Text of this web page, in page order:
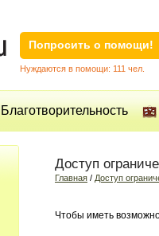
Попросить о помощи!
Нуждаются в помощи: 111 чел.
Благотворительность
Доступ
Главная / Доступ
Чтобы иметь